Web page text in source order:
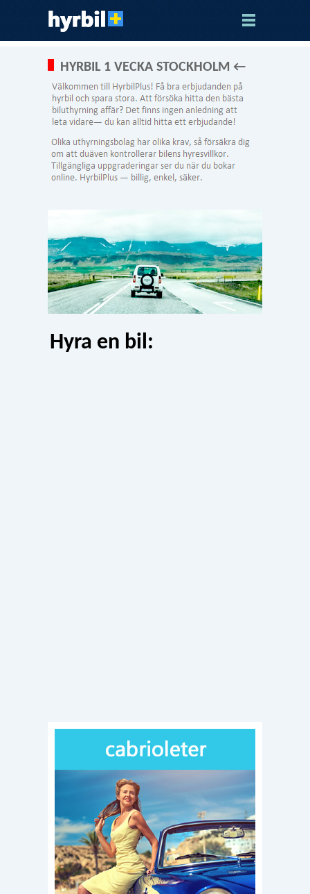
HYRBIL 1 VECKA STOCKHOLM ←
Hyra en bil: